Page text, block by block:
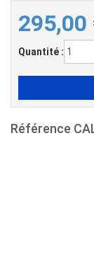
295,00
Quantité :
Référence